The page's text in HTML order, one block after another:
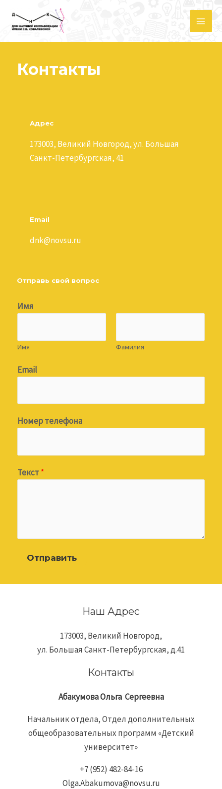
Контакты
Адрес
173003, Великий Новгород, ул. Большая
Санкт-Петербургская, 41
Email
dnk@novsu.ru
Отправь свой вопрос
Имя
Имя Фамилия
Email
Номер телефона
Текст*
Отправить
Наш Адрес
173003, Великий Новгород,
ул. Большая Санкт-Петербургская, д.41
Контакты
АбакумоваОльга Сергеевна
Начальник отдела, Отдел дополнительных
общеобразовательных программ «Детский
университет»
+7 (952) 482-84-16
Olga.Abakumova@novsu.ru